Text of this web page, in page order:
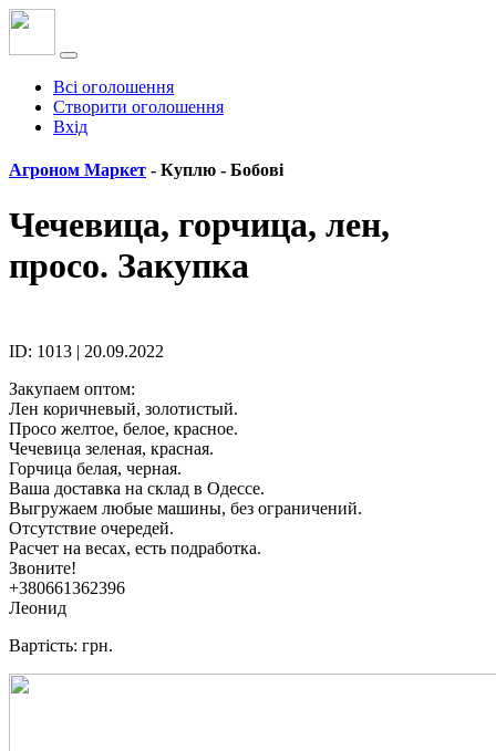
Всі оголошення
Створити оголошення
Вхід
Агроном Маркет - Куплю - Бобові
Чечевица, горчица, лен,
просо. Закупка
ID: 1013 | 20.09.2022
Закупаем оптом:
Лен коричневый, золотистый.
Просо желтое, белое, красное.
Чечевица зеленая, красная.
Горчица белая, черная.
Ваша доставка на склад в Одессе.
Выгружаем любые машины, без ограничений.
Отсутствие очередей.
Расчет на весах, есть подработка.
Звоните!
+380661362396
Леонид
Вартість: грн.